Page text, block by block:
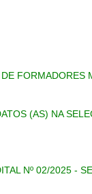
(AS) NA
Nº 02/2025 -